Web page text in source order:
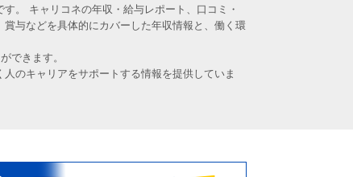
。 キャリコネの年収・給与レポート、口コミ・
与などを具体的にカバーした年収情報と、働く環
できます。
のキャリアをサポートする情報を提供していま